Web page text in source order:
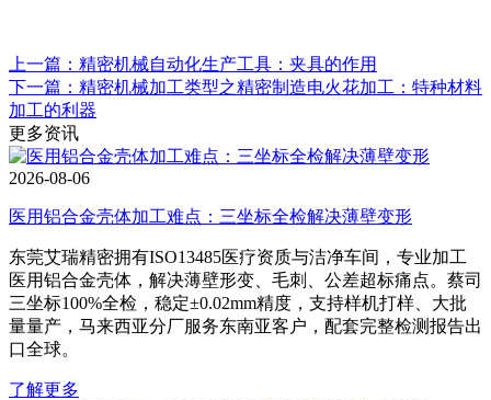
上一篇：精密机械自动化生产工具：夹具的作用
下一篇：精密机械加工类型之精密制造电火花加工：特种材料
加工的利器
更多资讯
2026-08-06
医用铝合金壳体加工难点：三坐标全检解决薄壁变形
东莞艾瑞精密拥有ISO13485医疗资质与洁净车间，专业加工
医用铝合金壳体，解决薄壁形变、毛刺、公差超标痛点。蔡司
三坐标100%全检，稳定±0.02mm精度，支持样机打样、大批
量量产，马来西亚分厂服务东南亚客户，配套完整检测报告出
口全球。
了解更多